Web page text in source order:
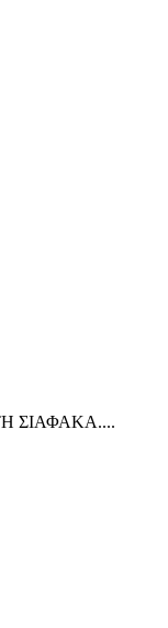
ΣΙΑΦΑΚΑ....